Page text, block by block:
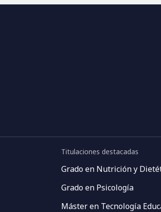
Titulaciones destacadas
Grado en Nutrición y
Grado en Psicología
Máster en Tecnología